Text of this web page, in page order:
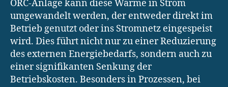
ORC-Anlage kann diese Wärme in Strom
umgewandelt werden, der entweder direkt im
Betrieb genutzt oder ins Stromnetz eingespeist
wird. Dies führt nicht nur zu einer Reduzierung
des externen Energiebedarfs, sondern auch zu
einer signifikanten Senkung der
Betriebskosten. Besonders in Prozessen, bei